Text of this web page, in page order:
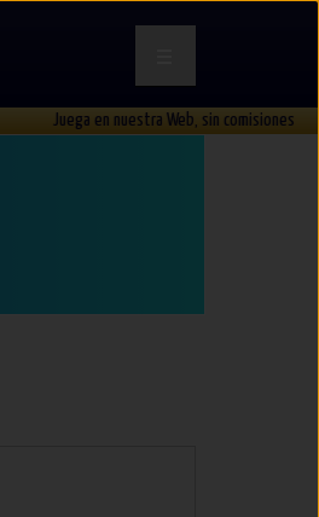
Juega en nuestra Web, sin comisiones